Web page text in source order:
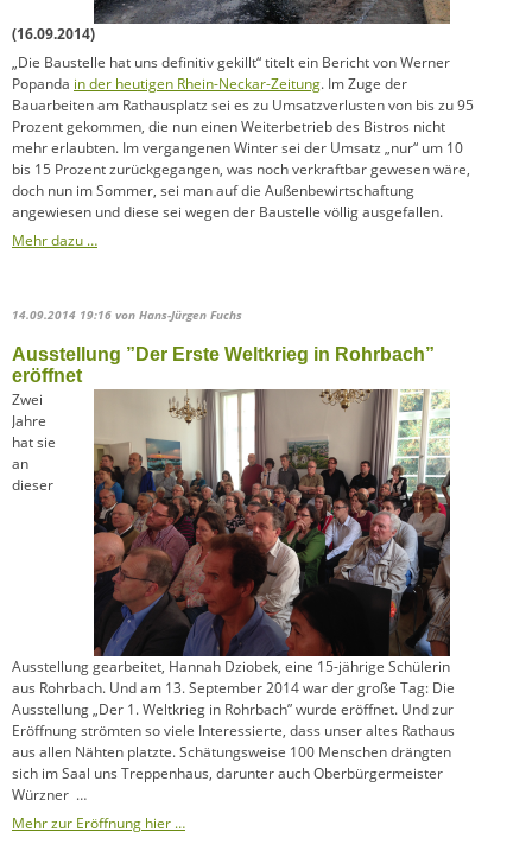
(16.09.2014)
„Die Baustelle hat uns definitiv gekillt“ titelt ein Bericht von Werner
Popanda in der heutigen Rhein-Neckar-Zeitung. Im Zuge der
Bauarbeiten am Rathausplatz sei es zu Umsatzverlusten von bis zu 95
Prozent gekommen, die nun einen Weiterbetrieb des Bistros nicht
mehr erlaubten. Im vergangenen Winter sei der Umsatz „nur“ um 10
bis 15 Prozent zurückgegangen, was noch verkraftbar gewesen wäre,
doch nun im Sommer, sei man auf die Außenbewirtschaftung
angewiesen und diese sei wegen der Baustelle völlig ausgefallen.
Mehr dazu …
14.09.2014 19:16 von Hans-Jürgen Fuchs
Ausstellung ”Der Erste Weltkrieg in Rohrbach”
eröffnet
Zwei
Jahre
hat sie
an
dieser
Ausstellung gearbeitet, Hannah Dziobek, eine 15-jährige Schülerin
aus Rohrbach. Und am 13. September 2014 war der große Tag: Die
Ausstellung „Der 1. Weltkrieg in Rohrbach” wurde eröffnet. Und zur
Eröffnung strömten so viele Interessierte, dass unser altes Rathaus
aus allen Nähten platzte. Schätungsweise 100 Menschen drängten
sich im Saal uns Treppenhaus, darunter auch Oberbürgermeister
Würzner …
Mehr zur Eröffnung hier …